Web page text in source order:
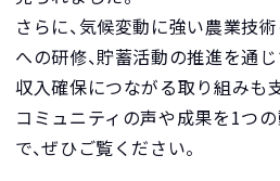
さらに、気候変動に強い農業技
への研修、貯蓄活動の推進を通
収入確保につながる取り組みも
コミュニティの声や成果を1つ
で、ぜひご覧ください。